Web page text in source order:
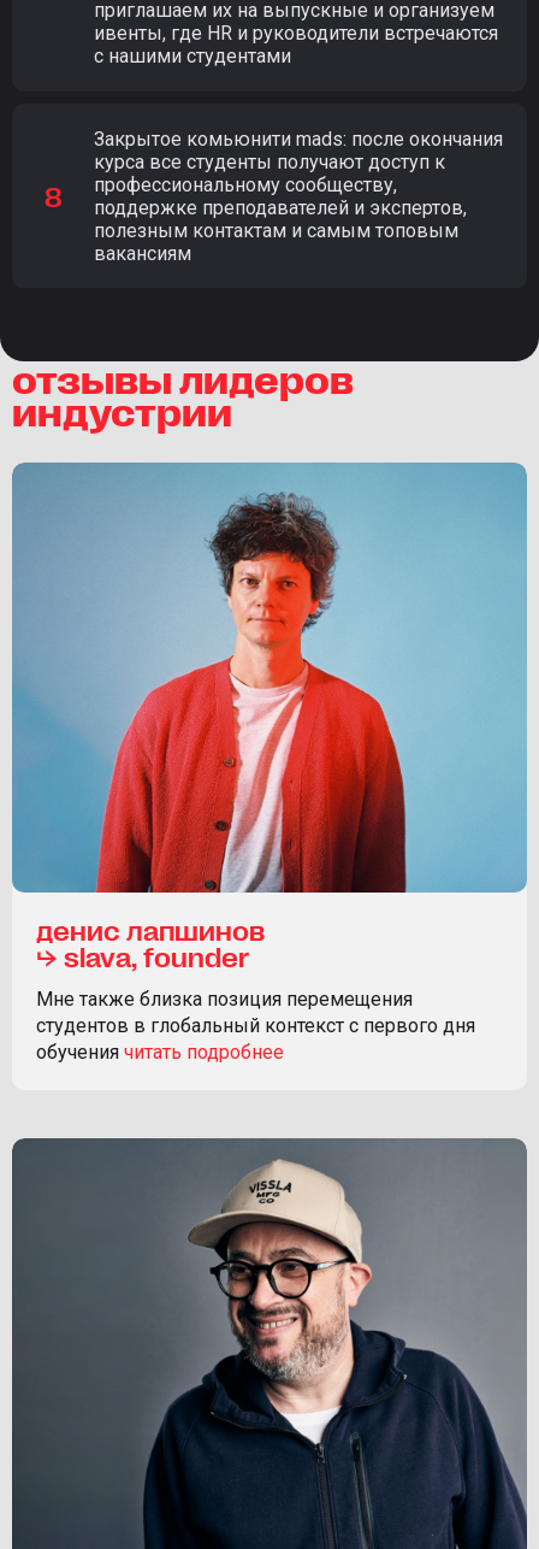
приглашаем их на выпускные и организуем
ивенты, где HR и руководители встречаются
с нашими студентами
Закрытое комьюнити mads: после окончания
курса все студенты получают доступ к
профессиональному сообществу,
поддержке преподавателей и экспертов,
полезным контактам и самым топовым
вакансиям
отзывы лидеров
индустрии
денис лапшинов
⮡ slava, founder
Мне также близка позиция перемещения
студентов в глобальный контекст с первого дня
обучения